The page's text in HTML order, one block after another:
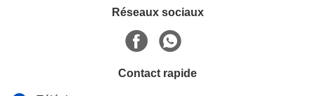
Réseaux sociaux
Contact rapide